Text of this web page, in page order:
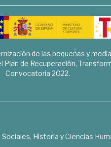
de las pequeñas y
de Recuperación,
Convocatoria 2022.
Historia y Ciencias